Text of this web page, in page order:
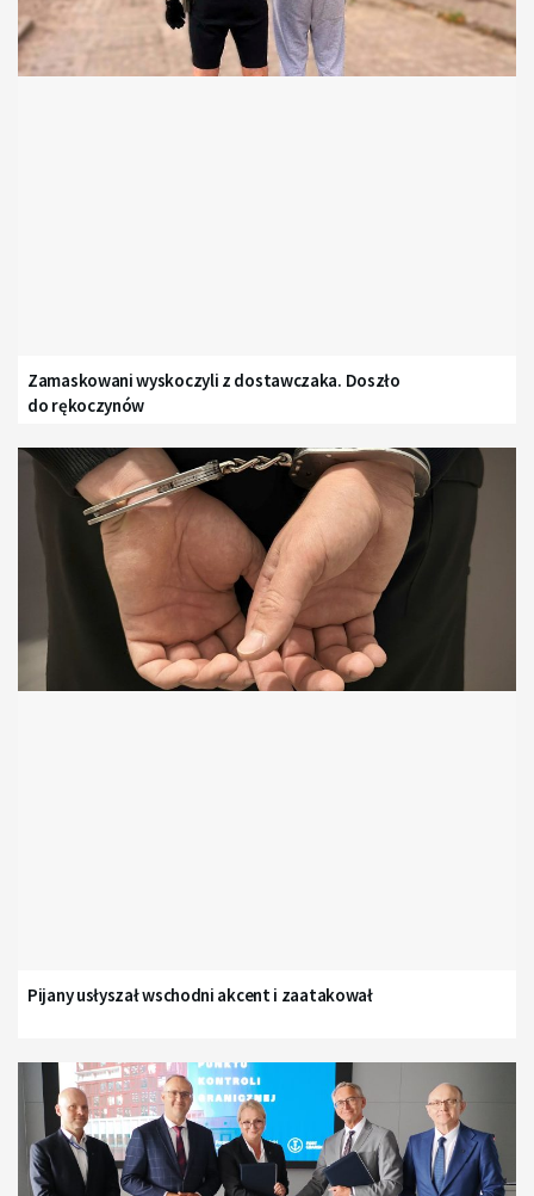
Zamaskowani wyskoczyli z dostawczaka. Doszło
do rękoczynów
Pijany usłyszał wschodni akcent i zaatakował